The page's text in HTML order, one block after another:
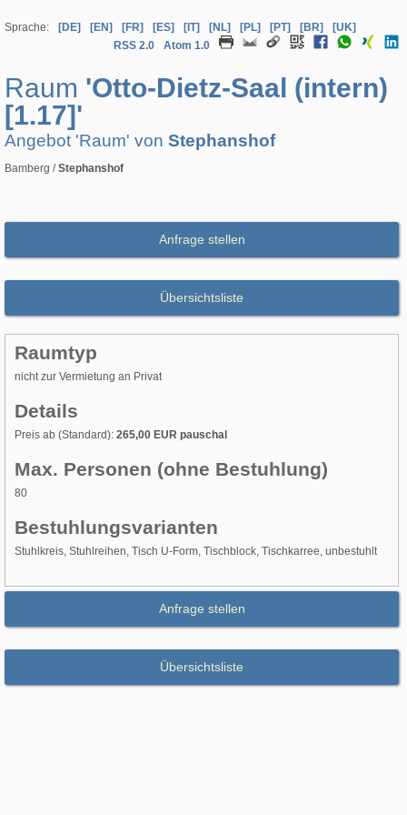
Sprache: [DE] [EN] [FR] [ES] [IT] [NL] [PL] [PT] [BR]
[UK]
RSS 2.0
Atom 1.0
Raum 'Otto-Dietz-Saal (intern)
[1.17]'
Angebot 'Raum' von Stephanshof
Bamberg /Stephanshof
Anfrage stellen
Übersichtsliste
Raumtyp
nicht zur Vermietung an Privat
Details
Preis ab (Standard): 265,00 EUR pauschal
Max. Personen (ohne Bestuhlung)
80
Bestuhlungsvarianten
Stuhlkreis, Stuhlreihen, Tisch U-Form, Tischblock, Tischkarree, unbestuhlt
Anfrage stellen
Übersichtsliste